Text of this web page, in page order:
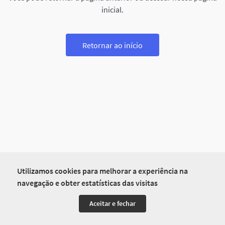
Utilizamos cookies para melhorar a experiência na
navegação e obter estatísticas das visitas
Aceitar e fechar
inicial.
Retornar ao início